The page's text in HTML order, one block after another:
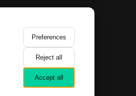
Preferences
Reject all
Accept all